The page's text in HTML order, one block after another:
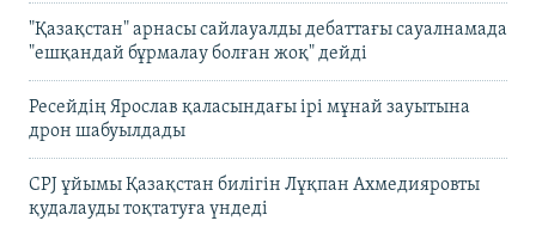
"Қазақстан" арнасы сайлауалды дебаттағы сауалнамада
"ешқандай бұрмалау болған жоқ" дейді
Ресейдің Ярослав қаласындағы ірі мұнай зауытына
дрон шабуылдады
CPJ ұйымы Қазақстан билігін Лұқпан Ахмедияровты
қудалауды тоқтатуға үндеді